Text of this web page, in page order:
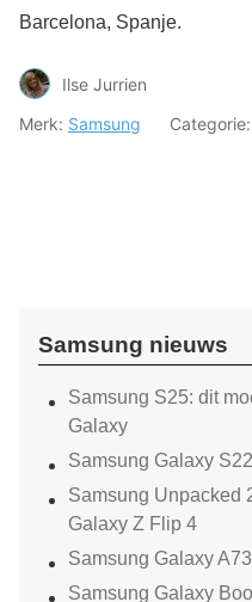
Barcelona, Spanje.
Ilse Jurrien
Merk: Samsung Categorie:
Samsung nieuws
Samsung S25: dit
Galaxy
Samsung Galaxy
Samsung Unpacked
Galaxy Z Flip 4
Samsung Galaxy
Samsung Galaxy